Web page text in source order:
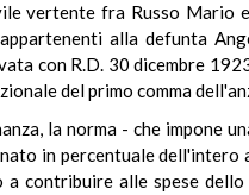
vertente fra Russo Mario
alla defunta
con R.D. 30 dicembre
del primo comma
la norma - che impone
in percentuale
contribuire alle spese